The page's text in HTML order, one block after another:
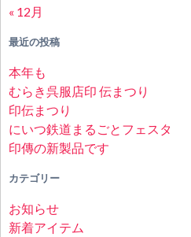
« 12月
最近の投稿
本年も
むらき呉服店印 伝まつり
印伝まつり
にいつ鉄道まるごとフェスタ
印傳の新製品です
カテゴリー
お知らせ
新着アイテム